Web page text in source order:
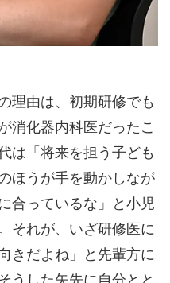
理由は、初期研修でも
消化器内科医だったこ
は「将来を担う子ども
ほうが手を動かしなが
合っているな」と小児
それが、いざ研修医に
きだよね」と先輩方に